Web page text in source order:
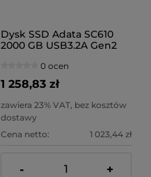
Dysk SSD Adata SC610
2000 GB USB3.2A Gen2
0 ocen
1 258,83 zł
zawiera 23% VAT, bez kosztów
dostawy
Cena netto:
1 023,44 zł
- +